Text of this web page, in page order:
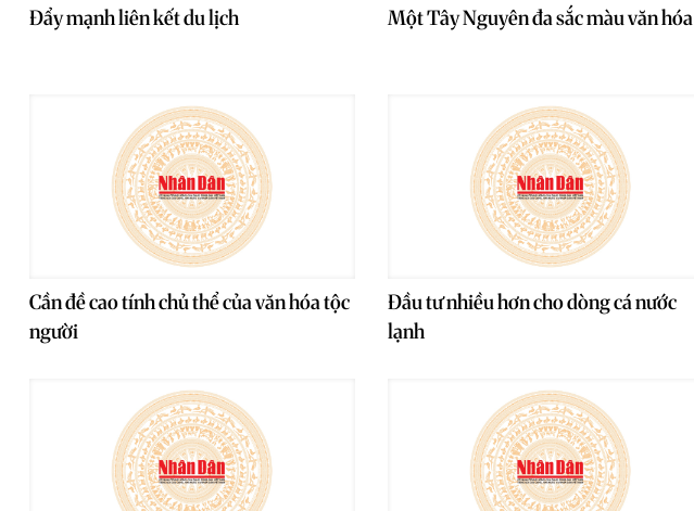
Đẩy mạnh liên kết du lịch Một Tây Nguyên đa sắc màu văn hóa
Cần đề cao tính chủ thể của văn hóa tộc
người
Đầu tư nhiều hơn cho dòng cá nước
lạnh